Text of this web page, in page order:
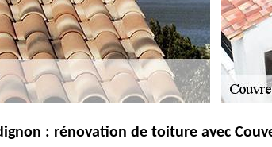
: rénovation de toiture avec